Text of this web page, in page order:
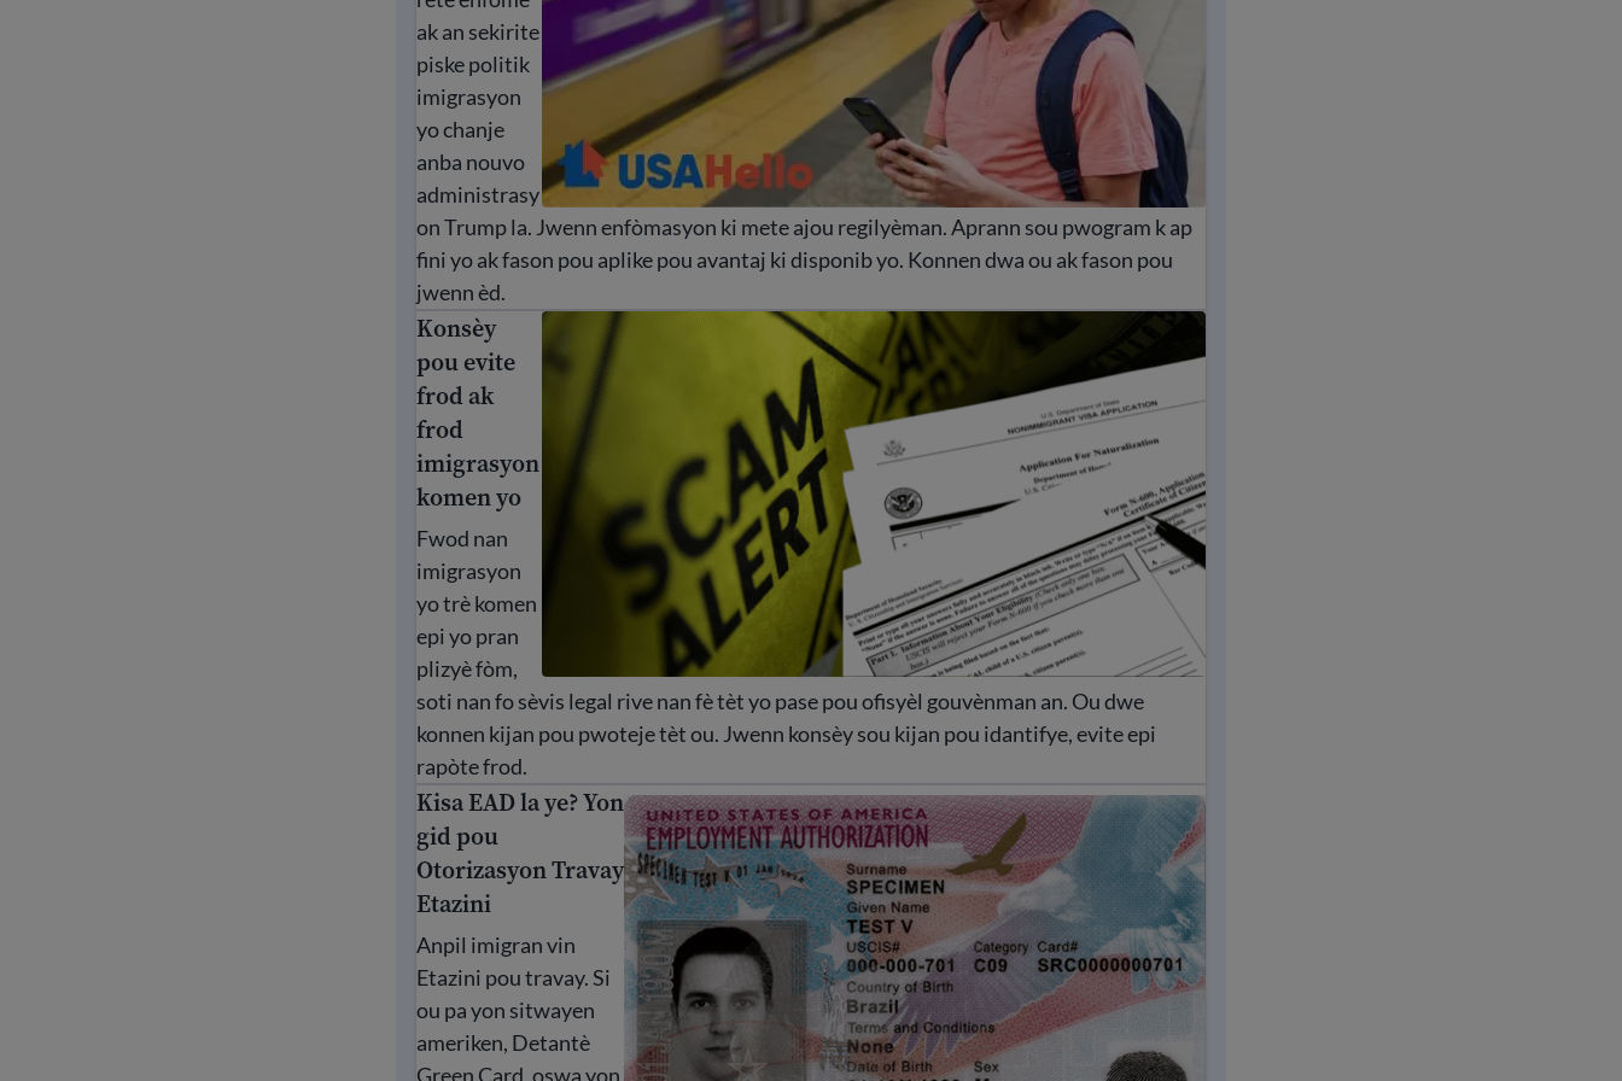
ak an sekirite
piske politik
imigrasyon
yo chanje
anba nouvo
administrasy
on Trump la. Jwenn enfòmasyon ki mete ajou regilyèman. Aprann sou pwogram k ap
fini yo ak fason pou aplike pou avantaj ki disponib yo. Konnen dwa ou ak fason pou
jwenn èd.
Konsèy pou evite frod ak frod imigrasyon komen yo
Konsèy
pou evite
frod ak
frod
imigrasyon
komen yo
Fwod nan
imigrasyon
yo trè komen
epi yo pran
plizyè fòm,
soti nan fo sèvis legal rive nan fè tèt yo pase pou ofisyèl gouvènman an. Ou dwe
konnen kijan pou pwoteje tèt ou. Jwenn konsèy sou kijan pou idantifye, evite epi
rapòte frod.
Kisa EAD la ye? Yon gid pou Otorizasyon Travay Etazini
Kisa EAD la ye? Yon
gid pou
Otorizasyon Travay
Etazini
Anpil imigran vin
Etazini pou travay. Si
ou pa yon sitwayen
ameriken, Detantè
Green Card, oswa yon